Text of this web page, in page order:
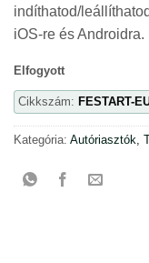
indíthatod/
iOS-re és
Elfogyott
Cikkszám: FESTART-
Kategória: Autóriasztók,